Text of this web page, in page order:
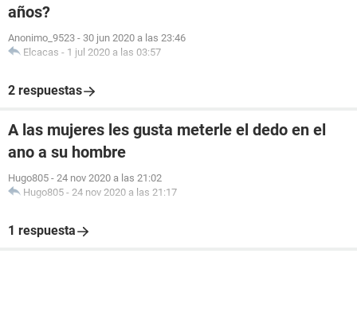
años?
Anonimo_9523 - 30 jun 2020 a las 23:46
Elcacas - 1 jul 2020 a las 03:57
2 respuestas
A las mujeres les gusta meterle el dedo en el
ano a su hombre
Hugo805 - 24 nov 2020 a las 21:02
Hugo805 - 24 nov 2020 a las 21:17
1 respuesta